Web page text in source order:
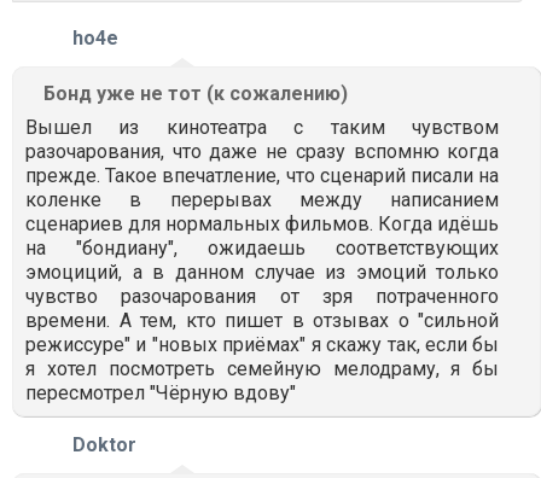
ho4e
Бонд уже не тот (к сожалению)
Вышел из кинотеатра с таким чувством
разочарования, что даже не сразу вспомню когда
прежде. Такое впечатление, что сценарий писали на
коленке в перерывах между написанием
сценариев для нормальных фильмов. Когда идёшь
на "бондиану", ожидаешь соответствующих
эмоциций, а в данном случае из эмоций только
чувство разочарования от зря потраченного
времени. А тем, кто пишет в отзывах о "сильной
режиссуре" и "новых приёмах" я скажу так, если бы
я хотел посмотреть семейную мелодраму, я бы
пересмотрел "Чёрную вдову"
Doktor